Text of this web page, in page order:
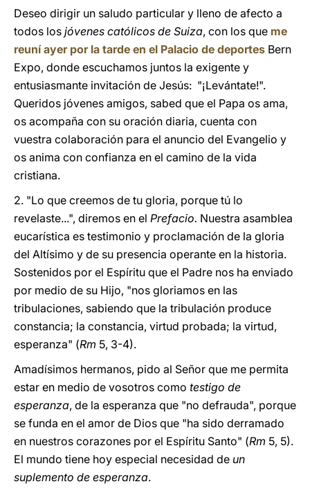
Deseo dirigir un saludo particular y lleno de afecto a
todos los jóvenes católicos de Suiza, con los que me
reuní ayer por la tarde en el Palacio de deportes Bern
Expo, donde escuchamos juntos la exigente y
entusiasmante invitación de Jesús: "¡Levántate!".
Queridos jóvenes amigos, sabed que el Papa os ama,
os acompaña con su oración diaria, cuenta con
vuestra colaboración para el anuncio del Evangelio y
os anima con confianza en el camino de la vida
cristiana.
2. "Lo que creemos de tu gloria, porque tú lo
revelaste...", diremos en el Prefacio. Nuestra asamblea
eucarística es testimonio y proclamación de la gloria
del Altísimo y de su presencia operante en la historia.
Sostenidos por el Espíritu que el Padre nos ha enviado
por medio de su Hijo, "nos gloriamos en las
tribulaciones, sabiendo que la tribulación produce
constancia; la constancia, virtud probada; la virtud,
esperanza" (Rm 5, 3-4).
Amadísimos hermanos, pido al Señor que me permita
estar en medio de vosotros como testigo de
esperanza, de la esperanza que "no defrauda", porque
se funda en el amor de Dios que "ha sido derramado
en nuestros corazones por el Espíritu Santo" (Rm 5, 5).
El mundo tiene hoy especial necesidad de un
suplemento de esperanza.